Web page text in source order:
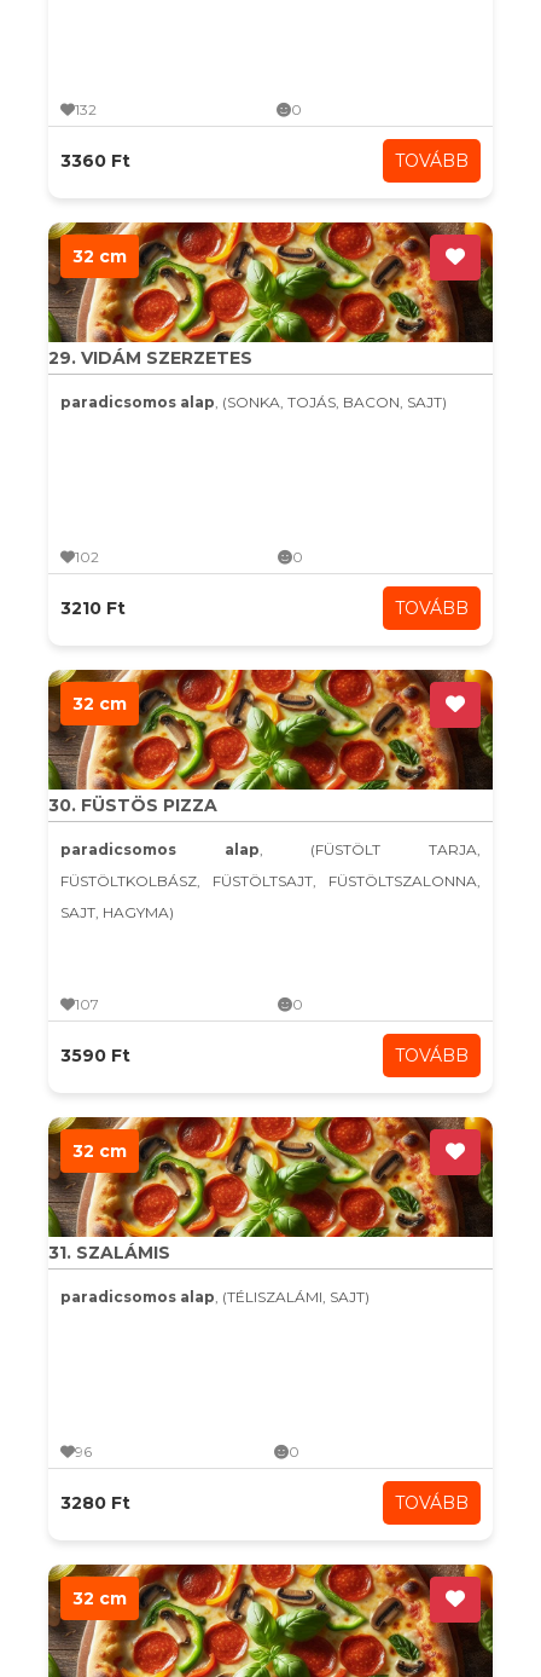
132 0
3360 Ft TOVÁBB
32 cm
29. VIDÁM SZERZETES
paradicsomos alap, (SONKA, TOJÁS, BACON, SAJT)
102 0
3210 Ft TOVÁBB
32 cm
30. FÜSTÖS PIZZA
paradicsomos alap, (FÜSTÖLT TARJA,
FÜSTÖLTKOLBÁSZ, FÜSTÖLTSAJT, FÜSTÖLTSZALONNA,
SAJT, HAGYMA)
107 0
3590 Ft TOVÁBB
32 cm
31. SZALÁMIS
paradicsomos alap, (TÉLISZALÁMI, SAJT)
96 0
3280 Ft TOVÁBB
32 cm